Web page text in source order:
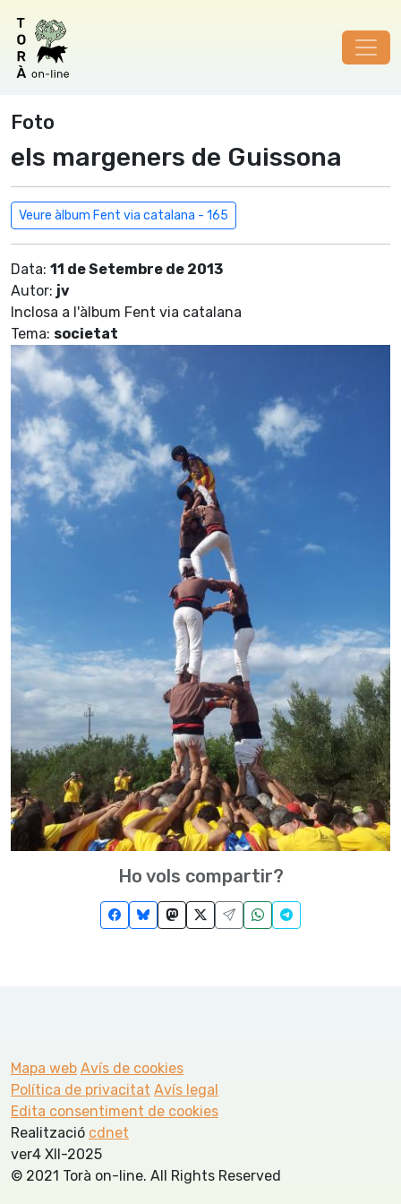
Foto
els margeners de Guissona
Veure àlbum Fent via catalana - 165
Data: 11 de Setembre de 2013
Autor: jv
Inclosa a l'àlbum Fent via catalana
Tema: societat
Ho vols compartir?
Mapa web Avís de cookies
Política de privacitat Avís legal
Edita consentiment de cookies
Realització cdnet
ver4 XII-2025
© 2021 Torà on-line. All Rights Reserved